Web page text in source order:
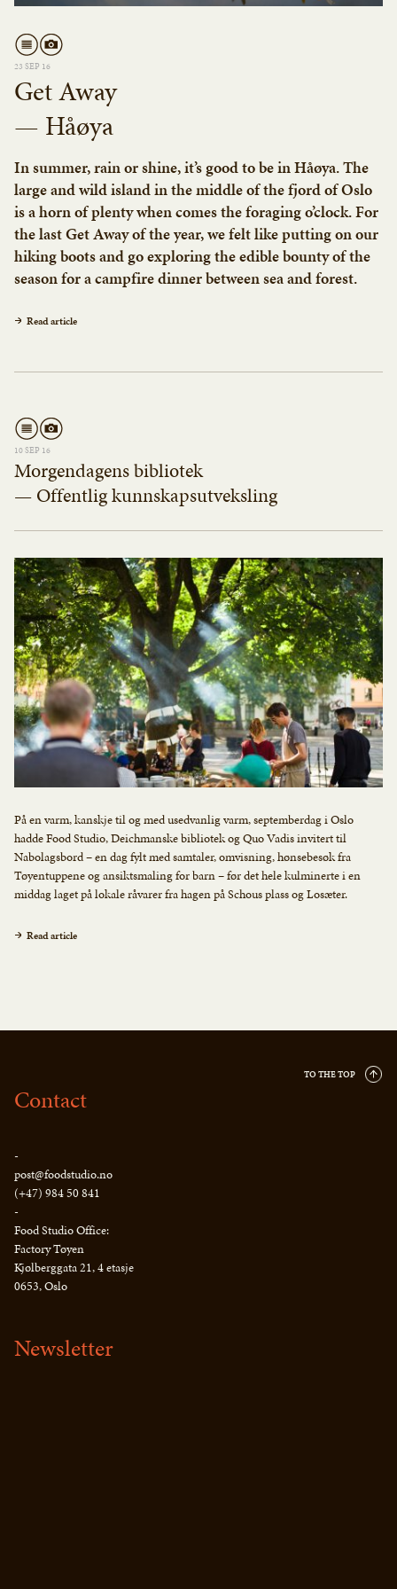
23 SEP 16
Get Away
— Håøya
In summer, rain or shine, it’s good to be in Håøya. The
large and wild island in the middle of the fjord of Oslo
is a horn of plenty when comes the foraging o’clock. For
the last Get Away of the year, we felt like putting on our
hiking boots and go exploring the edible bounty of the
season for a campfire dinner between sea and forest.
Read article
10 SEP 16
Morgendagens bibliotek
— Offentlig kunnskapsutveksling
På en varm, kanskje til og med usedvanlig varm, septemberdag i Oslo
hadde Food Studio, Deichmanske bibliotek og Quo Vadis invitert til
Nabolagsbord – en dag fylt med samtaler, omvisning, hønsebesøk fra
Tøyentuppene og ansiktsmaling for barn – før det hele kulminerte i en
middag laget på lokale råvarer fra hagen på Schous plass og Losæter.
Read article
TO THE TOP
Contact
-
post@foodstudio.no
(+47) 984 50 841
-
Food Studio Office:
Factory Tøyen
Kjølberggata 21, 4 etasje
0653, Oslo
Newsletter